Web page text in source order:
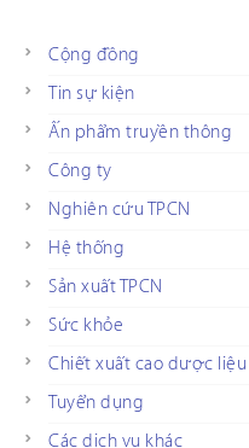
Cộng đồng
Tin sự kiện
Ấn phẩm truyền thông
Công ty
Nghiên cứu TPCN
Hệ thống
Sản xuất TPCN
Sức khỏe
Chiết xuất cao dược liệu
Tuyển dụng
Các dịch vụ khác